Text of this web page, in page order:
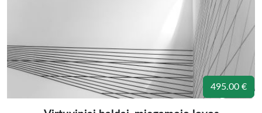
495.00 €